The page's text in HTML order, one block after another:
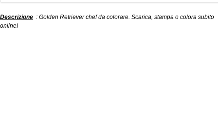
Descrizione : Golden Retriever chef da colorare. Scarica, stampa o colora subito
online!